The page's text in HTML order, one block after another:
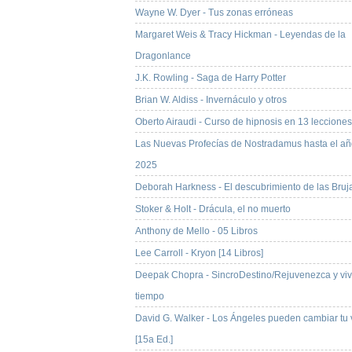
Wayne W. Dyer - Tus zonas erróneas
Margaret Weis & Tracy Hickman - Leyendas de la
Dragonlance
J.K. Rowling - Saga de Harry Potter
Brian W. Aldiss - Invernáculo y otros
Oberto Airaudi - Curso de hipnosis en 13 lecciones
Las Nuevas Profecías de Nostradamus hasta el
2025
Deborah Harkness - El descubrimiento de las
Stoker & Holt - Drácula, el no muerto
Anthony de Mello - 05 Libros
Lee Carroll - Kryon [14 Libros]
Deepak Chopra - SincroDestino/Rejuvenezca y
tiempo
David G. Walker - Los Ángeles pueden cambiar tu
[15a Ed.]